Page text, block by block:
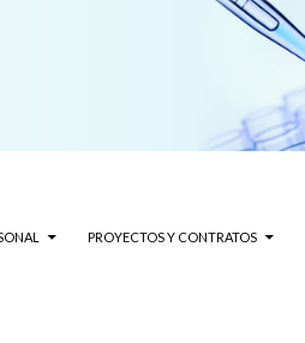
PROYECTOS Y CONTRATOS